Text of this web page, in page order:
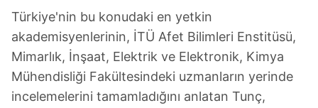
Türkiye'nin bu konudaki en yetkin
akademisyenlerinin, İTÜ Afet Bilimleri Enstitüsü,
Mimarlık, İnşaat, Elektrik ve Elektronik, Kimya
Mühendisliği Fakültesindeki uzmanların yerinde
incelemelerini tamamladığını anlatan Tunç,